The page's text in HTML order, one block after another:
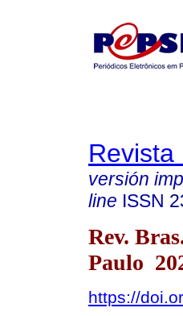
Revista
versión
line ISSN
Rev.
Paulo
https://